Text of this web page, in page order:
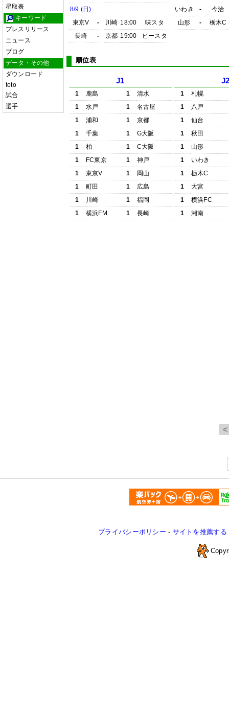
星取表
キーワード
プレスリリース
ニュース
ブログ
データ・その他
ダウンロード
toto
試合
選手
8/9 (日)
東京V
- 川崎 18:00
味スタ
長崎
- 京都 19:00 ピースタ
いわき
-
今治
山形
- 栃木C
順位表
J1
1 鹿島 1
清水
1
水戸 1
名古屋
1
浦和 1
京都
1
千葉 1
G大阪
1
柏 1
C大阪
1
FC東京 1
神戸
1
東京V 1
岡山
1
町田 1
広島
1
川崎 1
福岡
1
横浜FM 1 長崎
1
札幌
1
八戸
1
仙台
1
秋田
1
山形
1
いわき
1
栃木C
1
大宮
1
横浜FC
1
湘南
プライバシーポリシー - サイトを推薦する